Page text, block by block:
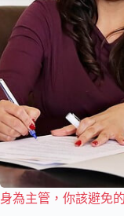
身為主管，你該避免